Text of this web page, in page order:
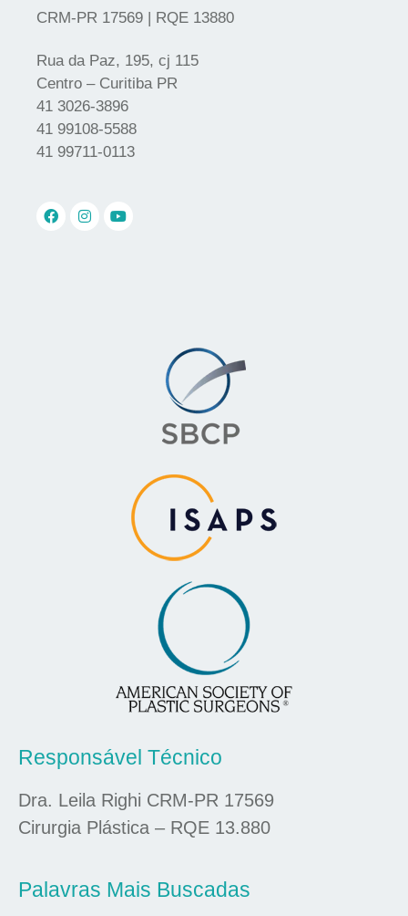
CRM-PR 17569 | RQE 13880
Rua da Paz, 195, cj 115
Centro – Curitiba PR
41 3026-3896
41 99108-5588
41 99711-0113
Responsável Técnico
Dra. Leila Righi CRM-PR 17569
Cirurgia Plástica – RQE 13.880
Palavras Mais Buscadas